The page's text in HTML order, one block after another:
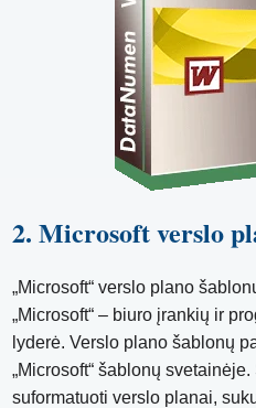
2. Microsoft verslo
„Microsoft“ verslo plano
„Microsoft“ – biuro įrankių ir
lyderė. Verslo plano šablonų
„Microsoft“ šablonų
suformatuoti verslo planai,